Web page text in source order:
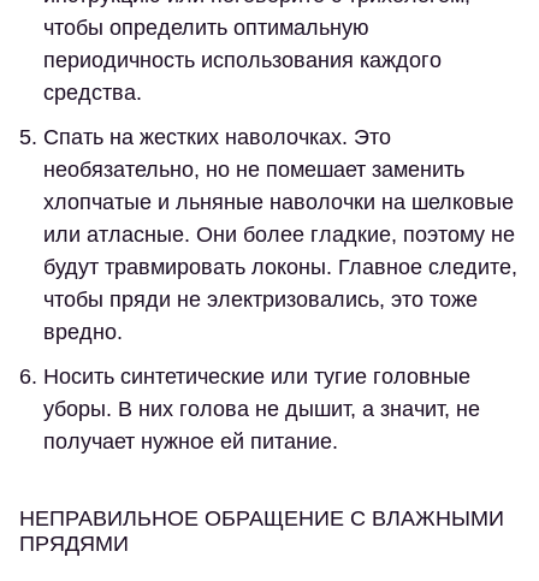
чтобы определить оптимальную
периодичность использования каждого
средства.
Спать на жестких наволочках. Это
необязательно, но не помешает заменить
хлопчатые и льняные наволочки на шелковые
или атласные. Они более гладкие, поэтому не
будут травмировать локоны. Главное следите,
чтобы пряди не электризовались, это тоже
вредно.
Носить синтетические или тугие головные
уборы. В них голова не дышит, а значит, не
получает нужное ей питание.
НЕПРАВИЛЬНОЕ ОБРАЩЕНИЕ С ВЛАЖНЫМИ
ПРЯДЯМИ